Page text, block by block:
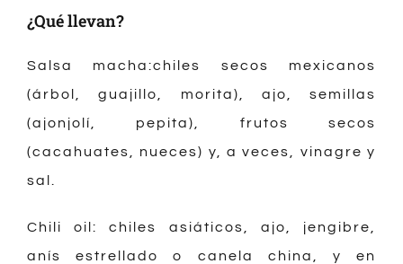
¿Qué llevan?
Salsa macha:chiles secos mexicanos
(árbol, guajillo, morita), ajo, semillas
(ajonjolí, pepita), frutos secos
(cacahuates, nueces) y, a veces, vinagre y
sal.
Chili oil: chiles asiáticos, ajo, jengibre,
anís estrellado o canela china, y en